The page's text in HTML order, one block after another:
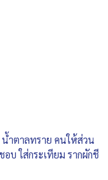
ำตาลทราย คนให้ส่วน
บ ใส่กระเทียม รากผักชี